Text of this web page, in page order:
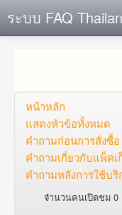
ระบบ FAQ
ตั้งคำถาม
ดูคำถาม
คุณต้องการที่จะลงทะเบีย
หน้าหลัก
แสดงหัวข้อทั้งหมด
คำถาม​ก่อน​การ​สั่งซื้อ​
คำถาม​เกี่ยว​กับ​แพ็คเ
คำถามหลังการใช้บริ
จำนวนคนเปิดชม 0